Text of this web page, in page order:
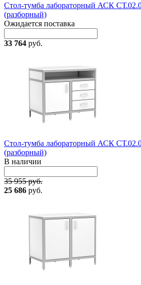
Стол-тумба лабораторный АСК
(разборный)
Ожидается поставка
33 764 руб.
Стол-тумба лабораторный АСК
(разборный)
В наличии
35 955 руб.
25 686 руб.